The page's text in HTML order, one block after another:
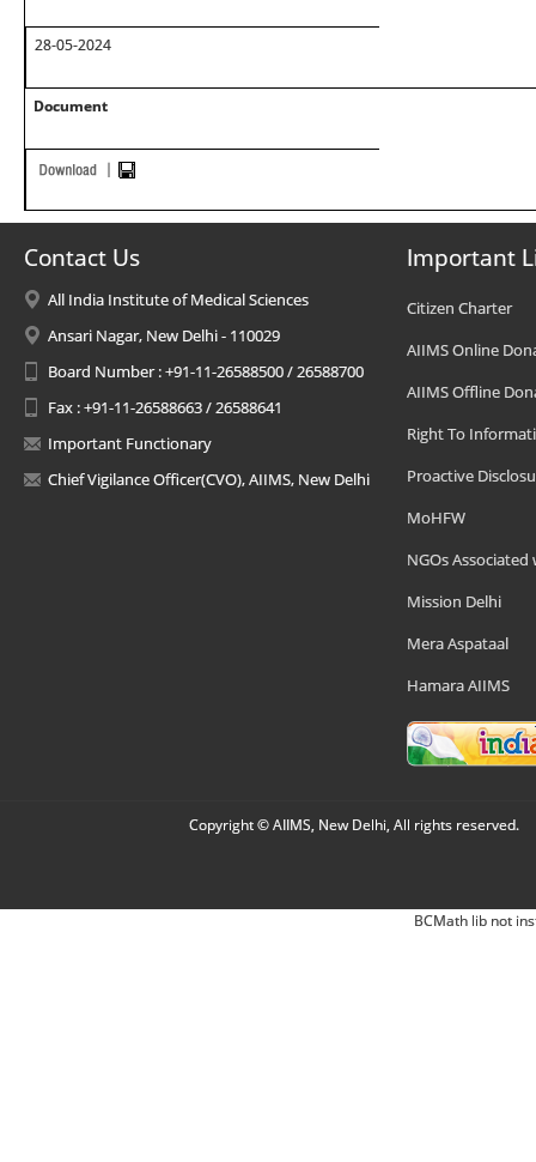
28-05-2024
Document
Contact Us
All India Institute of Medical Sciences
Ansari Nagar, New Delhi - 110029
Board Number : +91-11-26588500 / 26588700
Fax : +91-11-26588663 / 26588641
Important Functionary
Chief Vigilance Officer(CVO), AIIMS, New Delhi
Important
Citizen Charter
AIIMS Online
AIIMS Offline
Right To
Proactive
MoHFW
NGOs Associated
Mission Delhi
Mera Aspataal
Hamara AIIMS
Copyright © AIIMS, New Delhi, All rights reserved.
BCMath lib not